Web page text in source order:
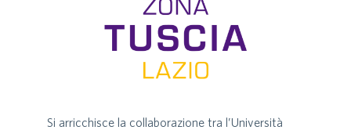
Si arricchisce la collaborazione tra l’Università